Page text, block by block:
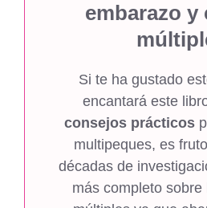
embarazo y
Si te ha gustado
encantará este
consejos prácticos
multipeques, es
décadas de
más completo sobre